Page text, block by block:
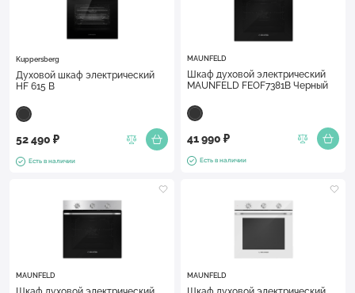
Kuppersberg
Духовой шкаф электрический
HF 615 B
52 490 ₽
Есть в наличии
MAUNFELD
Шкаф духовой электрический
MAUNFELD FEOF7381B Черный
41 990 ₽
Есть в наличии
MAUNFELD MAUNFELD